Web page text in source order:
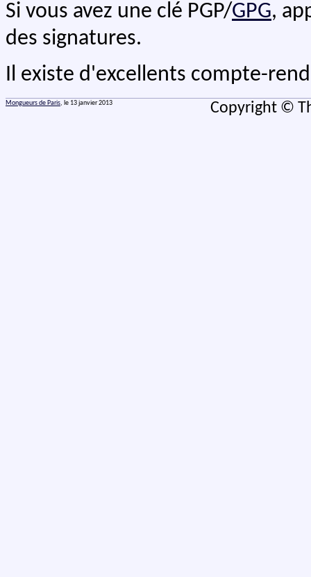
Si vous avez une clé PGP/GPG,
des signatures.
Il existe d'excellents compte-
Mongueurs de Paris, le 13 janvier 2013 Copyright ©